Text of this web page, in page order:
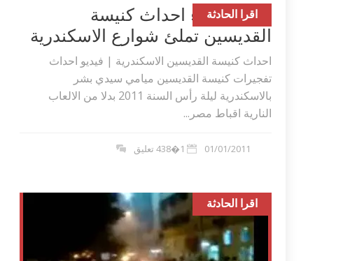
اقرا الحادثة
دماء شهداء احداث كنيسة
القديسين تملئ شوارع الاسكندرية
احداث كنيسة القديسين الاسكندرية | فيديو احداث
تفجيرات كنيسة القديسين ميامي سيدي بشر
بالاسكندرية ليلة رأس السنة 2011 بدلا من الالعاب
النارية اقباط مصر...
01/01/2011 1�438 تعليق
اقرا الحادثة
طريقة تحضير حلاوة المولد النبوي مع
وصفات بالفيديو والصور...
اكلات عيد الاضحى 2023 وصفات طبخ